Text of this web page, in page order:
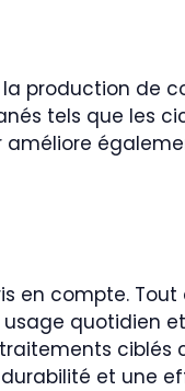
production de
tels que les
en compte. Tout
quotidien
ciblés
et une